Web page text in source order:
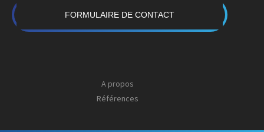
FORMULAIRE DE CONTACT
A propos
Références